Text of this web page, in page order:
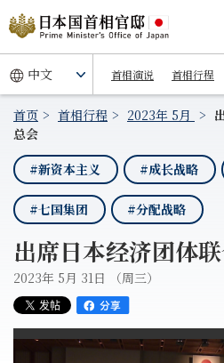
首相演说 首相行程
首页 首相行程 2023年 5月
总会
#新资本主义
#成长战略
#七国集团 #分配战略
出席日本经济团体
2023年 5月 31日 （周三）